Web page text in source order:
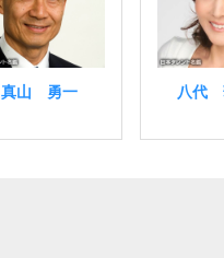
真山 勇一 八代